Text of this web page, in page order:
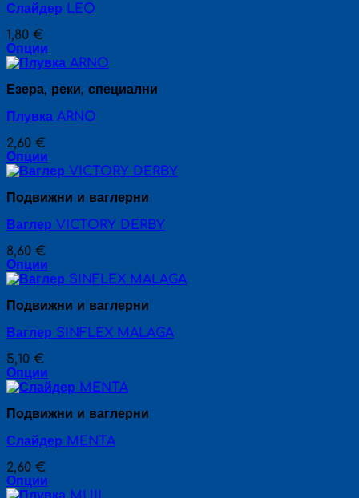
variants.
The
options
may
be
chosen
on
the
product
page
Слайдер LEO
1,80 €
Опции
This
has
variants.
The
options
may
be
chosen
on
the
product
page
Езера, реки, специални
Плувка ARNO
2,60 €
Опции
This
has
variants.
The
options
may
be
chosen
on
the
product
page
Подвижни и ваглерни
Ваглер VICTORY DERBY
8,60 €
Опции
This
has
variants.
The
options
may
be
chosen
on
the
product
page
Подвижни и ваглерни
Ваглер SINFLEX MALAGA
5,10 €
Опции
This
has
variants.
The
options
may
Подвижни и ваглерни
Слайдер MENTA
2,60 €
Опции
This